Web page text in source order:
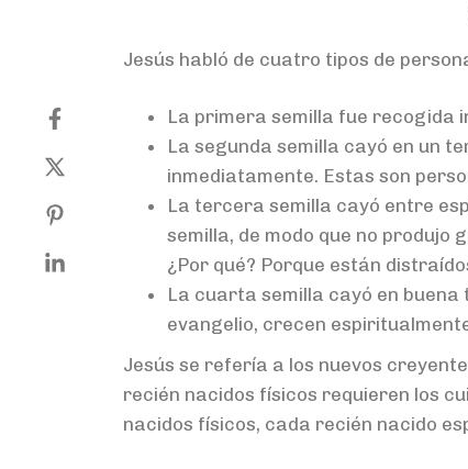
Jesús habló de cuatro tipos de
La primera semilla fue recogida
La segunda semilla cayó en un
inmediatamente. Estas son
La tercera semilla cayó entre
semilla, de modo que no produjo
¿Por qué? Porque están
La cuarta semilla cayó en
evangelio, crecen
Jesús se refería a los nuevos
recién nacidos físicos requieren los
nacidos físicos, cada recién nacido